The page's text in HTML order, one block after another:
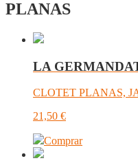
PLANAS
LA
CLOTET PLANAS,
21,50 €
Comprar